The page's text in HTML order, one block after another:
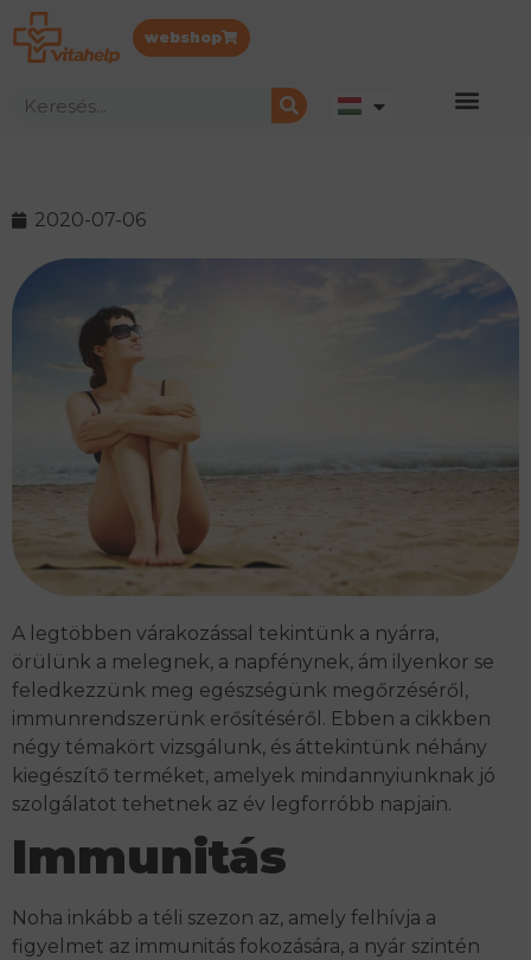
webshop
2020-07-06
A legtöbben várakozással tekintünk a nyárra,
örülünk a melegnek, a napfénynek, ám ilyenkor se
feledkezzünk meg egészségünk megőrzéséről,
immunrendszerünk erősítéséről. Ebben a cikkben
négy témakört vizsgálunk, és áttekintünk néhány
kiegészítő terméket, amelyek mindannyiunknak jó
szolgálatot tehetnek az év legforróbb napjain.
Immunitás
Noha inkább a téli szezon az, amely felhívja a
figyelmet az immunitás fokozására, a nyár szintén